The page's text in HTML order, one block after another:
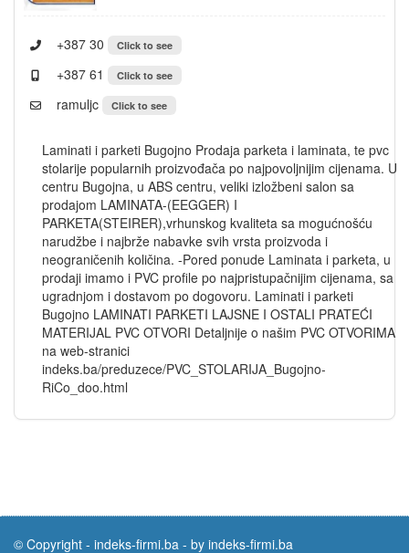
+387 30 Click to see
+387 61 Click to see
ramuljc Click to see
Laminati i parketi Bugojno Prodaja parketa i laminata, te pvc
stolarije popularnih proizvođača po najpovoljnijim cijenama. U
centru Bugojna, u ABS centru, veliki izložbeni salon sa
prodajom LAMINATA-(EEGGER) I
PARKETA(STEIRER),vrhunskog kvaliteta sa mogućnošću
narudžbe i najbrže nabavke svih vrsta proizvoda i
neograničenih količina. -Pored ponude Laminata i parketa, u
prodaji imamo i PVC profile po najpristupačnijim cijenama, sa
ugradnjom i dostavom po dogovoru. Laminati i parketi
Bugojno LAMINATI PARKETI LAJSNE I OSTALI PRATEĆI
MATERIJAL PVC OTVORI Detaljnije o našim PVC OTVORIMA
na web-stranici
indeks.ba/preduzece/PVC_STOLARIJA_Bugojno-
RiCo_doo.html
© Copyright - indeks-firmi.ba - by indeks-firmi.ba